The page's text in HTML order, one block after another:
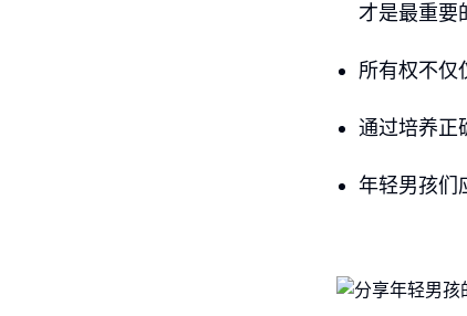
才是最重要
所有权不仅
通过培养正
年轻男孩们